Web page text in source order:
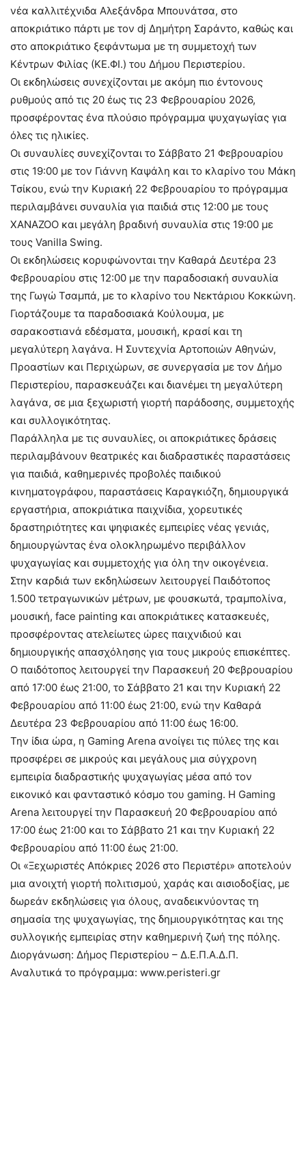
νέα καλλιτέχνιδα Αλεξάνδρα Μπουνάτσα, στο
αποκριάτικο πάρτι με τον dj Δημήτρη Σαράντο, καθώς και
στο αποκριάτικο ξεφάντωμα με τη συμμετοχή των
Κέντρων Φιλίας (ΚΕ.ΦΙ.) του Δήμου Περιστερίου.
Οι εκδηλώσεις συνεχίζονται με ακόμη πιο έντονους
ρυθμούς από τις 20 έως τις 23 Φεβρουαρίου 2026,
προσφέροντας ένα πλούσιο πρόγραμμα ψυχαγωγίας για
όλες τις ηλικίες.
Οι συναυλίες συνεχίζονται το Σάββατο 21 Φεβρουαρίου
στις 19:00 με τον Γιάννη Καψάλη και το κλαρίνο του Μάκη
Τσίκου, ενώ την Κυριακή 22 Φεβρουαρίου το πρόγραμμα
περιλαμβάνει συναυλία για παιδιά στις 12:00 με τους
XANAZOO και μεγάλη βραδινή συναυλία στις 19:00 με
τους Vanilla Swing.
Οι εκδηλώσεις κορυφώνονται την Καθαρά Δευτέρα 23
Φεβρουαρίου στις 12:00 με την παραδοσιακή συναυλία
της Γωγώ Τσαμπά, με το κλαρίνο του Νεκτάριου Κοκκώνη.
Γιορτάζουμε τα παραδοσιακά Κούλουμα, με
σαρακοστιανά εδέσματα, μουσική, κρασί και τη
μεγαλύτερη λαγάνα. Η Συντεχνία Αρτοποιών Αθηνών,
Προαστίων και Περιχώρων, σε συνεργασία με τον Δήμο
Περιστερίου, παρασκευάζει και διανέμει τη μεγαλύτερη
λαγάνα, σε μια ξεχωριστή γιορτή παράδοσης, συμμετοχής
και συλλογικότητας.
Παράλληλα με τις συναυλίες, οι αποκριάτικες δράσεις
περιλαμβάνουν θεατρικές και διαδραστικές παραστάσεις
για παιδιά, καθημερινές προβολές παιδικού
κινηματογράφου, παραστάσεις Καραγκιόζη, δημιουργικά
εργαστήρια, αποκριάτικα παιχνίδια, χορευτικές
δραστηριότητες και ψηφιακές εμπειρίες νέας γενιάς,
δημιουργώντας ένα ολοκληρωμένο περιβάλλον
ψυχαγωγίας και συμμετοχής για όλη την οικογένεια.
Στην καρδιά των εκδηλώσεων λειτουργεί Παιδότοπος
1.500 τετραγωνικών μέτρων, με φουσκωτά, τραμπολίνα,
μουσική, face painting και αποκριάτικες κατασκευές,
προσφέροντας ατελείωτες ώρες παιχνιδιού και
δημιουργικής απασχόλησης για τους μικρούς επισκέπτες.
Ο παιδότοπος λειτουργεί την Παρασκευή 20 Φεβρουαρίου
από 17:00 έως 21:00, το Σάββατο 21 και την Κυριακή 22
Φεβρουαρίου από 11:00 έως 21:00, ενώ την Καθαρά
Δευτέρα 23 Φεβρουαρίου από 11:00 έως 16:00.
Την ίδια ώρα, η Gaming Arena ανοίγει τις πύλες της και
προσφέρει σε μικρούς και μεγάλους μια σύγχρονη
εμπειρία διαδραστικής ψυχαγωγίας μέσα από τον
εικονικό και φανταστικό κόσμο του gaming. Η Gaming
Arena λειτουργεί την Παρασκευή 20 Φεβρουαρίου από
17:00 έως 21:00 και το Σάββατο 21 και την Κυριακή 22
Φεβρουαρίου από 11:00 έως 21:00.
Οι «Ξεχωριστές Απόκριες 2026 στο Περιστέρι» αποτελούν
μια ανοιχτή γιορτή πολιτισμού, χαράς και αισιοδοξίας, με
δωρεάν εκδηλώσεις για όλους, αναδεικνύοντας τη
σημασία της ψυχαγωγίας, της δημιουργικότητας και της
συλλογικής εμπειρίας στην καθημερινή ζωή της πόλης.
Διοργάνωση: Δήμος Περιστερίου – Δ.Ε.Π.Α.Δ.Π.
Αναλυτικά το πρόγραμμα: www.peristeri.gr